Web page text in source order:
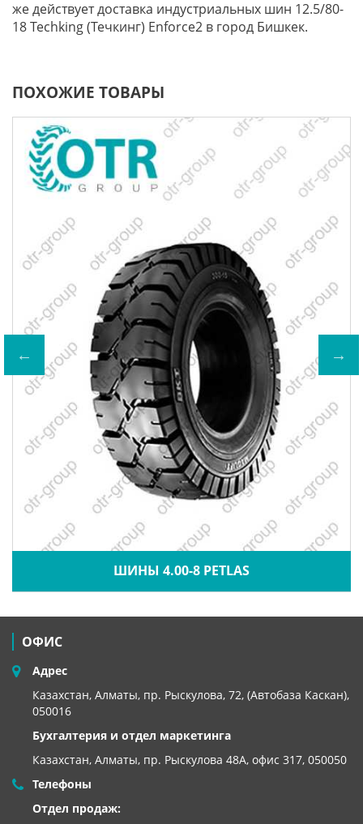
же действует доставка индустриальных шин 12.5/80-
18 Techking (Течкинг) Enforce2 в город Бишкек.
ПОХОЖИЕ ТОВАРЫ
ШИНЫ 4.00-8 PETLAS
ОФИС
Адрес
Казахстан, Алматы, пр. Рыскулова, 72, (Автобаза Каскан),
050016
Бухгалтерия и отдел маркетинга
Казахстан, Алматы, пр. Рыскулова 48А, офис 317, 050050
Телефоны
Отдел продаж: